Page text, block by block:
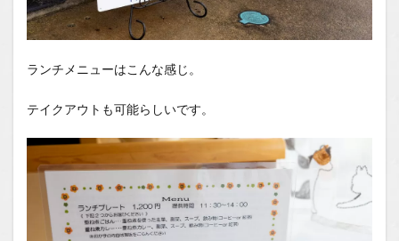
ランチメニューはこんな感じ。
テイクアウトも可能らしいです。